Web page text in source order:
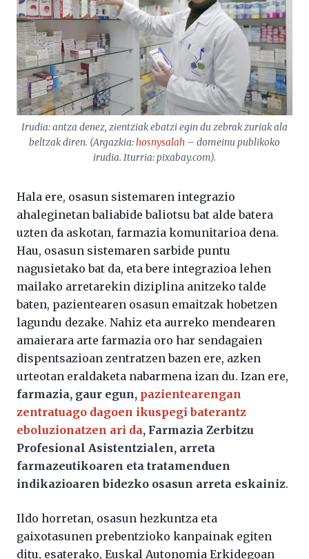
Irudia: antza denez, zientziak ebatzi egin du zebrak zuriak ala
beltzak diren. (Argazkia:hosnysalah – domeinu publikoko
irudia. Iturria: pixabay.com).
Hala ere, osasun sistemaren integrazio
ahaleginetan baliabide baliotsu bat alde batera
uzten da askotan, farmazia komunitarioa dena.
Hau, osasun sistemaren sarbide puntu
nagusietako bat da, eta bere integrazioa lehen
mailako arretarekin diziplina anitzeko talde
baten, pazientearen osasun emaitzak hobetzen
lagundu dezake. Nahiz eta aurreko mendearen
amaierara arte farmazia oro har sendagaien
dispentsazioan zentratzen bazen ere, azken
urteotan eraldaketa nabarmena izan du. Izan ere,
farmazia, gaur egun, pazientearengan
zentratuago dagoen ikuspegi baterantz
eboluzionatzen ari da, Farmazia Zerbitzu
Profesional Asistentzialen, arreta
farmazeutikoaren eta tratamenduen
indikazioaren bidezko osasun arreta eskainiz.
Ildo horretan, osasun hezkuntza eta
gaixotasunen prebentzioko kanpainak egiten
ditu, esaterako, Euskal Autonomia Erkidegoan